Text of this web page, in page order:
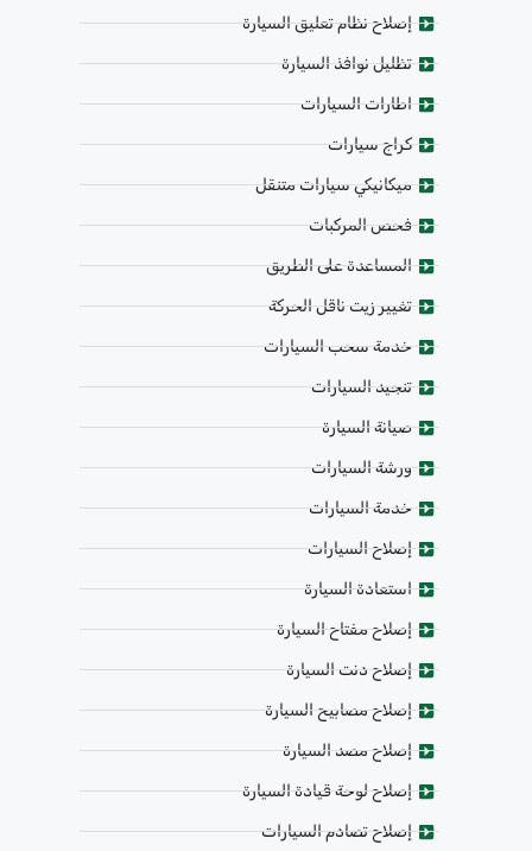
إصلاح نظام تعليق السيارة
تظليل نوافذ السيارة
اطارات السيارات
كراج سيارات
ميكانيكي سيارات متنقل
فحص المركبات
المساعدة على الطريق
تغيير زيت ناقل الحركة
خدمة سحب السيارات
تنجيد السيارات
صيانة السيارة
ورشة السيارات
خدمة السيارات
إصلاح السيارات
استعادة السيارة
إصلاح مفتاح السيارة
إصلاح دنت السيارة
إصلاح مصابيح السيارة
إصلاح مصد السيارة
إصلاح لوحة قيادة السيارة
إصلاح تصادم السيارات